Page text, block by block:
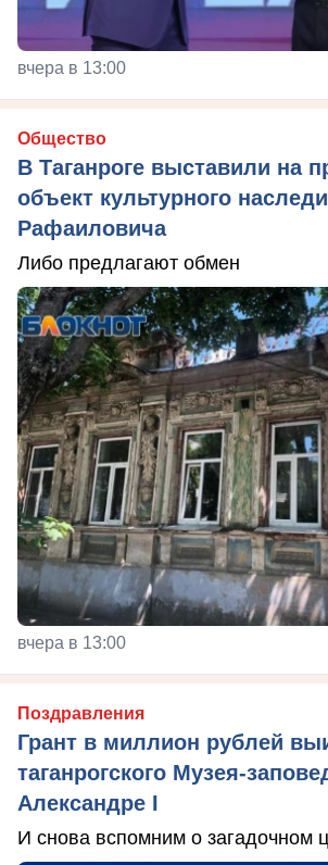
вчера в 13:00
Общество
В Таганроге выставили на
объект культурного
Рафаиловича
Либо предлагают обмен
вчера в 13:00
Поздравления
Грант в миллион рублей
таганрогского Музея-
Александре I
И снова вспомним о загадочном